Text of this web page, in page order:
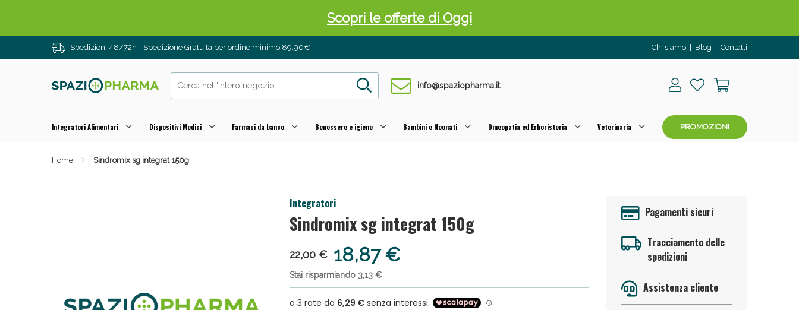
Spedizioni 48/72h - Spedizione Gratuita per ordine minimo 89,90€ Chi siamo Blog Contatti
info@spaziopharma.it
Integratori Alimentari Dispositivi Medici Farmaci da banco Benessere e igiene Bambini e Neonati Omeopatia ed Erboristeria Veterinaria PROMOZIONI
Home Sindromix sg integrat 150g
Integratori
Sindromix sg integrat 150g
22,00 € 18,87 €
Stai risparmiando 3,13 €
Pagamenti sicuri
Tracciamento delle
spedizioni
Assistenza cliente
Scopri le offerte di Oggi
Drenanti e Pancia Piatta: Sconti fino al 55% validi solo per OGGI!